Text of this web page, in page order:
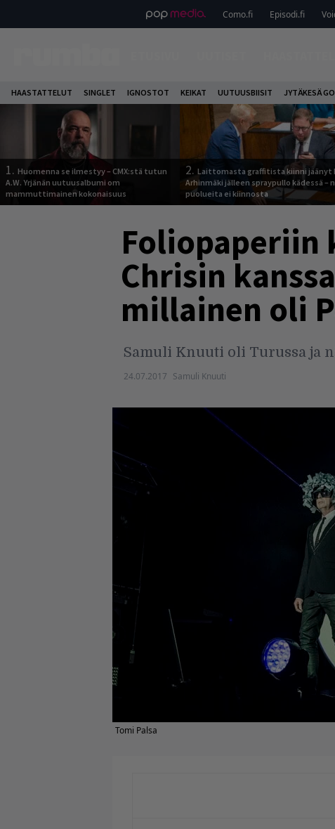
Como.fi Episodi.fi
HAASTATTELUT SINGLET IGNOSTOT KEIKAT UUTUUSBIISIT JYTÄKESÄ
1. Huomenna se ilmestyy – CMX:stä tutun
A.W. Yrjänän uutuusalbumi om
mammuttimainen kokonaisuus
2. Laittomasta graffitista kiinni jäänyt
Arhinmäki jälleen spraypullo kädessä –
puolueita ei kiinnosta
Chrisin
millainen oli
Samuli Knuuti oli Turussa ja
24.07.2017 Samuli Knuuti
Tomi Palsa